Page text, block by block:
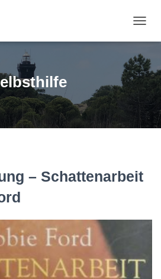
– Schattenarbeit